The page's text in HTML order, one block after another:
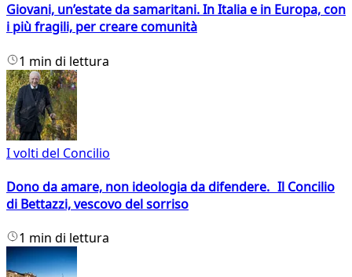
Giovani, un’estate da samaritani. In Italia e in Europa, con
i più fragili, per creare comunità
1 min di lettura
I volti del Concilio
Dono da amare, non ideologia da difendere. Il Concilio
di Bettazzi, vescovo del sorriso
1 min di lettura